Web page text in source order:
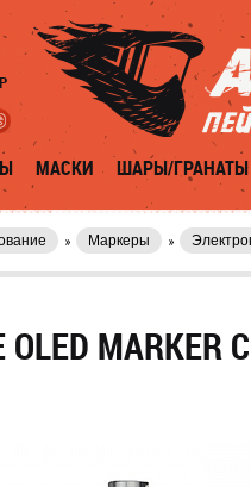
МАСКИ ШАРЫ/ГРАНАТЫ
Маркеры
MARKER